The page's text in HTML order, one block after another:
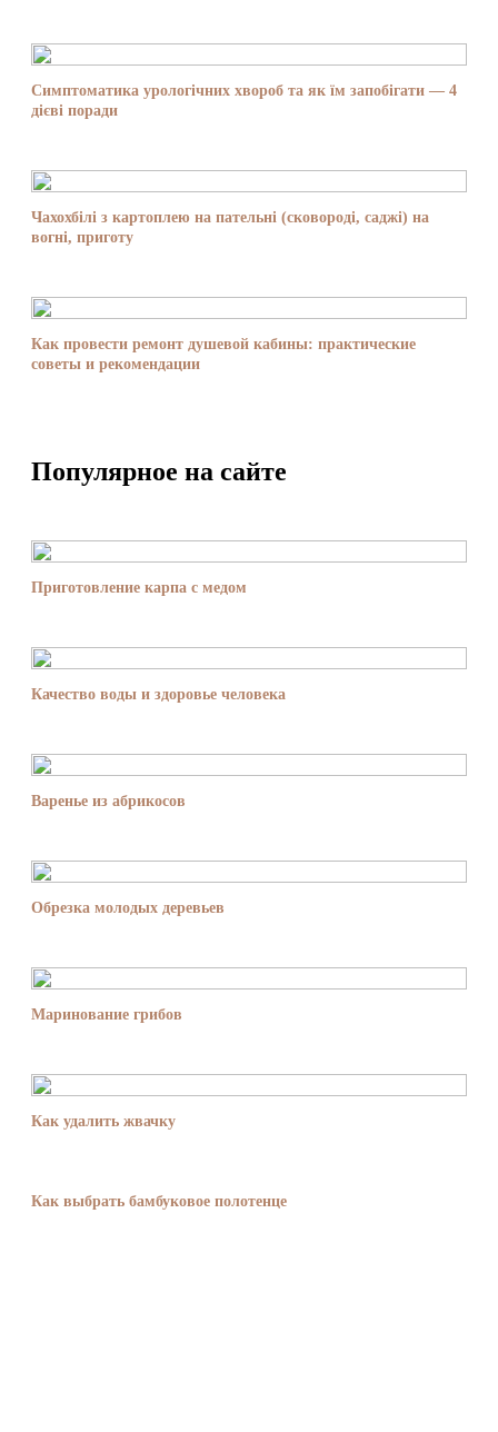
Симптоматика урологічних хвороб та як їм запобігати — 4
дієві поради
Чахохбілі з картоплею на пательні (сковороді, саджі) на
вогні, приготу
Как провести ремонт душевой кабины: практические
советы и рекомендации
Популярное на сайте
Приготовление карпа с медом
Качество воды и здоровье человека
Варенье из абрикосов
Обрезка молодых деревьев
Маринование грибов
Как удалить жвачку
Как выбрать бамбуковое полотенце